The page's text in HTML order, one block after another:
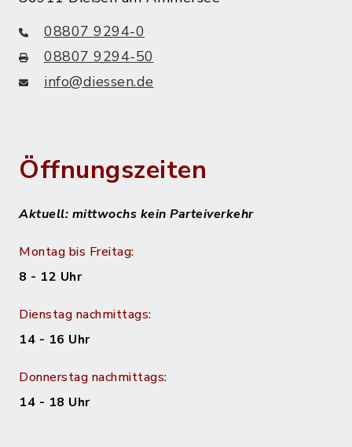
08807 9294-0
08807 9294-50
info@diessen.de
Öffnungszeiten
Aktuell: mittwochs kein Parteiverkehr
Montag bis Freitag:
8 - 12 Uhr
Dienstag nachmittags:
14 - 16 Uhr
Donnerstag nachmittags:
14 - 18 Uhr